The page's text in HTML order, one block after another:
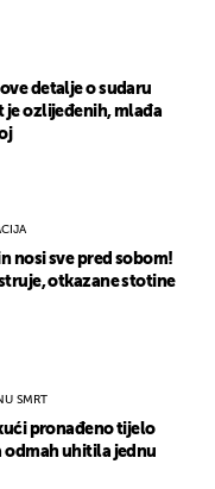
detalje o sudaru
je ozlijeđenih, mlađa
nosi sve pred sobom!
otkazane stotine
SMRT
pronađeno tijelo
odmah uhitila jednu